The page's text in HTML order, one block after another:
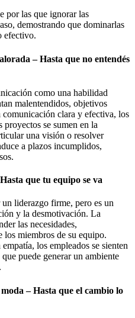
por las que ignorar las
demostrando que dominarlas
efectivo.
– Hasta que no entendés
como una habilidad
malentendidos, objetivos
clara y efectiva, los
se sumen en la
una visión o resolver
a plazos incumplidos,
que tu equipo se va
liderazgo firme, pero es un
y la desmotivación. La
las necesidades,
los miembros de su equipo.
los empleados se sienten
puede generar un ambiente
– Hasta que el cambio lo